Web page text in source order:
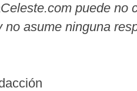
puede no
no asume ninguna